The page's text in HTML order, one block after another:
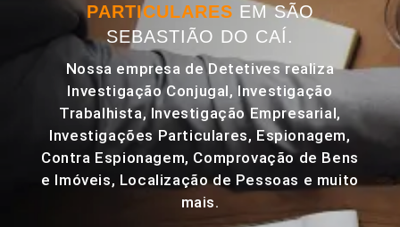
PARTICULARES EM SÃO
SEBASTIÃO DO CAÍ.
Nossa empresa de Detetives realiza
Investigação Conjugal, Investigação
Trabalhista, Investigação Empresarial,
Investigações Particulares, Espionagem,
Contra Espionagem, Comprovação de Bens
e Imóveis, Localização de Pessoas e muito
mais.